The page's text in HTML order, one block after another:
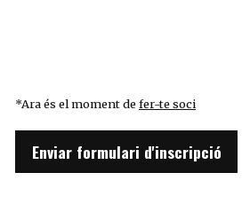
*Ara és el moment defer-te soci
Enviar formulari d'inscripció